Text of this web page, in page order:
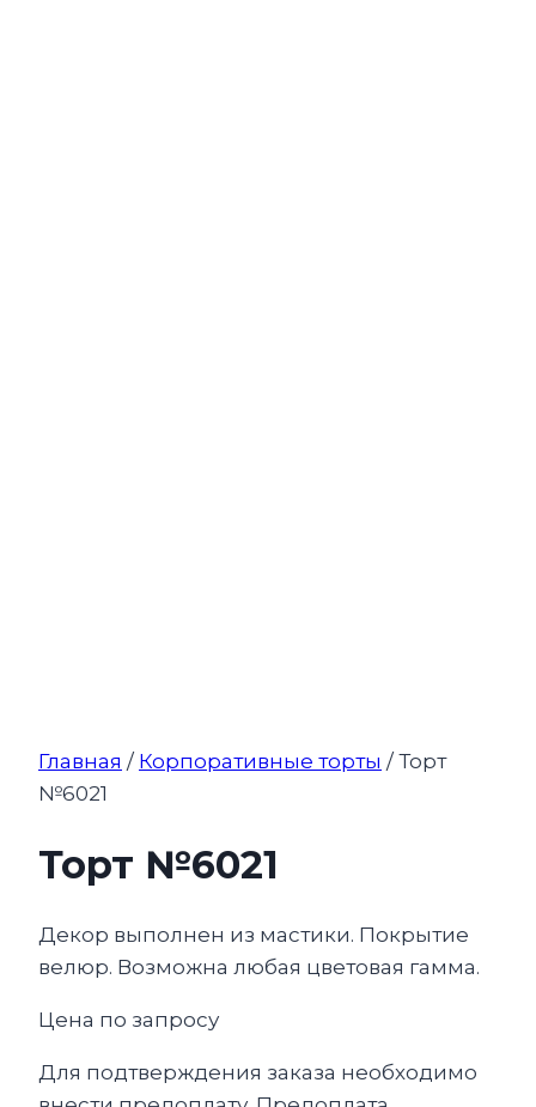
Главная / Корпоративные торты / Торт
№6021
Торт №6021
Декор выполнен из мастики. Покрытие
велюр. Возможна любая цветовая гамма.
Цена по запросу
Для подтверждения заказа необходимо